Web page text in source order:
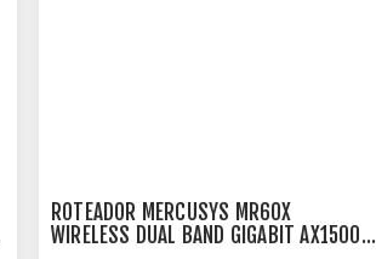
ROTEADOR MERCUSYS MR60X
WIRELESS DUAL BAND GIGABIT AX1500 -